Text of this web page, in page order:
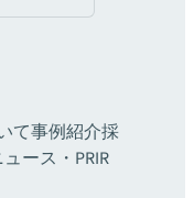
て事例紹介採
ュース・PRIR